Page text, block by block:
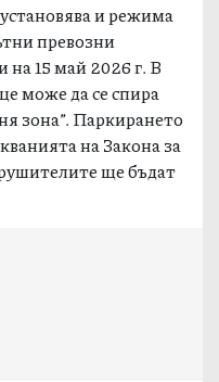
и режима
превозни
на 15 май 2026 г. В
може да се спира
зона”. Паркирането
на Закона за
ще бъдат